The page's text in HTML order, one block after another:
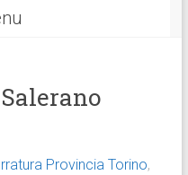
Provincia Torino,